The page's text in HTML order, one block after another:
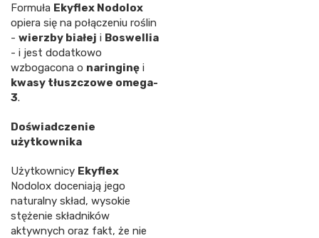
Formuła Ekyflex Nodolox
opiera się na połączeniu roślin
- wierzby białej i Boswellia
- i jest dodatkowo
wzbogacona o naringinę i
kwasy tłuszczowe omega-
3.
Doświadczenie
użytkownika
Użytkownicy Ekyflex
Nodolox doceniają jego
naturalny skład, wysokie
stężenie składników
aktywnych oraz fakt, że nie